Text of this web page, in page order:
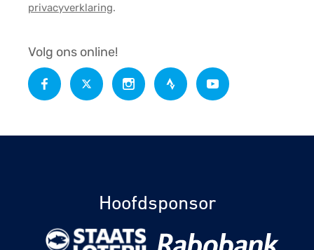
privacyverklaring.
Volg ons online!
Hoofdsponsor